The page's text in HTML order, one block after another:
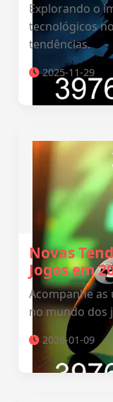
Explorando o
tecnológicos
tendências.
2025-11-29
Novas
Jogos em
Acompanhe
no mundo dos
2026-01-09